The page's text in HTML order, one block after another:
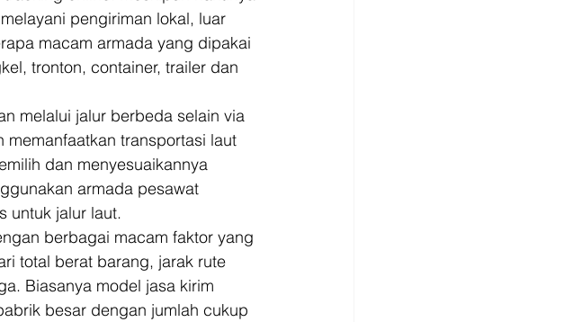
pengiriman lokal, luar
macam armada yang dipakai
tronton, container, trailer dan
melalui jalur berbeda selain via
transportasi laut
dan menyesuaikannya
armada pesawat
untuk jalur laut.
berbagai macam faktor yang
total berat barang, jarak rute
Biasanya model jasa kirim
besar dengan jumlah cukup